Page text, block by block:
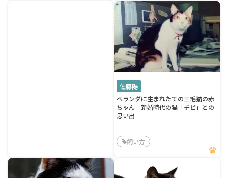
佐藤陽
ベランダに生まれたての三毛猫の赤
ちゃん 新婚時代の猫「チビ」との
思い出
飼い方